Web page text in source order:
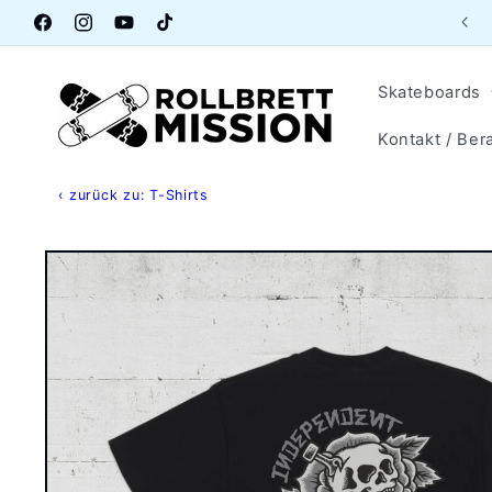
zum
Inhalt
FacebookInstagramYouTubeTikTok
Aktuelle Öffnungszeiten Lagerverkauf
Skateboards
Kontakt /
‹ zurück zu: T-Shirts
Zu
Produktinformationen
springen